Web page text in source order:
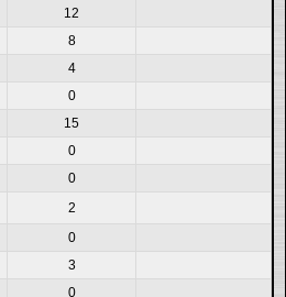
12
8
4
0
15
0
0
2
0
3
0